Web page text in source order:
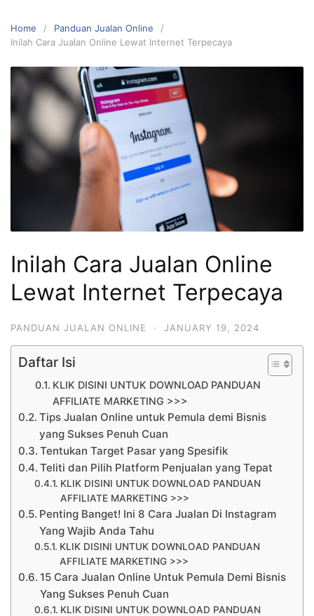
Home
Panduan Jualan Online
Inilah Cara Jualan Online Lewat Internet Terpecaya
Inilah Cara Jualan Online
Lewat Internet Terpecaya
PANDUAN JUALAN ONLINE · JANUARY 19, 2024
Daftar Isi
KLIK DISINI UNTUK DOWNLOAD PANDUAN
AFFILIATE MARKETING >>>
Tips Jualan Online untuk Pemula demi Bisnis
yang Sukses Penuh Cuan
Tentukan Target Pasar yang Spesifik
Teliti dan Pilih Platform Penjualan yang Tepat
KLIK DISINI UNTUK DOWNLOAD PANDUAN
AFFILIATE MARKETING >>>
Penting Banget! Ini 8 Cara Jualan Di Instagram
Yang Wajib Anda Tahu
KLIK DISINI UNTUK DOWNLOAD PANDUAN
AFFILIATE MARKETING >>>
15 Cara Jualan Online Untuk Pemula Demi Bisnis
Yang Sukses Penuh Cuan
KLIK DISINI UNTUK DOWNLOAD PANDUAN